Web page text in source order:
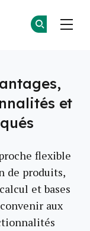
et
flexible
de produits,
et bases
aux